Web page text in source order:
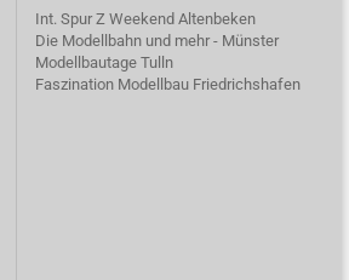
Int. Spur Z Weekend Altenbeken
Die Modellbahn und mehr - Münster
Modellbautage Tulln
Faszination Modellbau Friedrichshafen